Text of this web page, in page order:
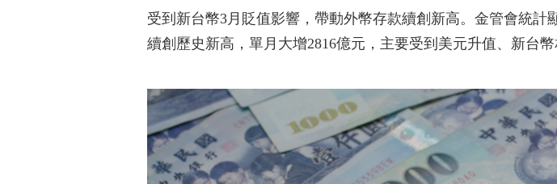
受到新台幣3月貶值影響，帶動外幣存款續創新高。金管會統計
續創歷史新高，單月大增2816億元，主要受到美元升值、新台幣